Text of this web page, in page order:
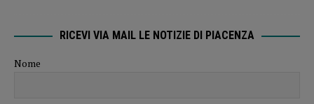
RICEVI VIA MAIL LE NOTIZIE DI PIACENZA
Nome